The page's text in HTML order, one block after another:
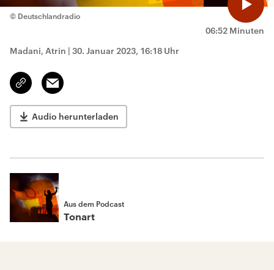
06:52 Minuten
© Deutschlandradio
Madani, Atrin | 30. Januar 2023, 16:18 Uhr
Link
kopieren/teilen
Email
Audio herunterladen
Aus dem Podcast
Tonart